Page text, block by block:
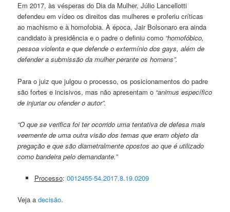
Em 2017, às vésperas do Dia da Mulher, Júlio Lancellotti
defendeu em vídeo os direitos das mulheres e proferiu críticas
ao machismo e à homofobia. À época, Jair Bolsonaro era ainda
candidato à presidência e o padre o definiu como “homofóbico,
pessoa violenta e que defende o extermínio dos gays, além de
defender a submissão da mulher perante os homens”.
Para o juiz que julgou o processo, os posicionamentos do padre
são fortes e incisivos, mas não apresentam o “animus específico
de injuriar ou ofender o autor”.
“O que se verifica foi ter ocorrido uma tentativa de defesa mais
veemente de uma outra visão dos temas que eram objeto da
pregação e que são diametralmente opostos ao que é utilizado
como bandeira pelo demandante.”
Processo: 0012455-54.2017.8.19.0209
Veja adecisão.